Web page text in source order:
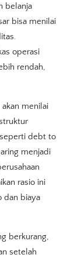
belanja
bisa menilai
operasi
rendah,
menilai
seperti debt to
menjadi
rasio ini
dan biaya
berkurang,
setelah